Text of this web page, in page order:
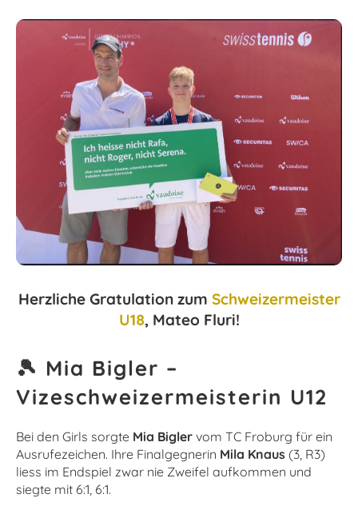
Herzliche Gratulation zum Schweizermeister
U18, Mateo Fluri!
🎾 Mia Bigler –
Vizeschweizermeisterin U12
Bei den Girls sorgte Mia Bigler vom TC Froburg für ein
Ausrufezeichen. Ihre Finalgegnerin Mila Knaus (3, R3)
liess im Endspiel zwar nie Zweifel aufkommen und
siegte mit 6:1, 6:1.